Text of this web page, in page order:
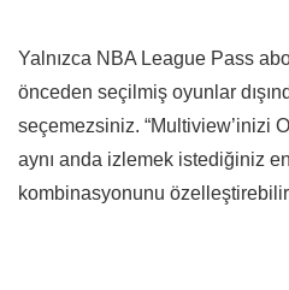
Yalnızca NBA League Pass
önceden seçilmiş oyunlar
seçemezsiniz. “Multiview’inizi
aynı anda izlemek istediğiniz
kombinasyonunu